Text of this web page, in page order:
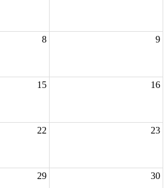
8 9
15 16
22 23
29 30